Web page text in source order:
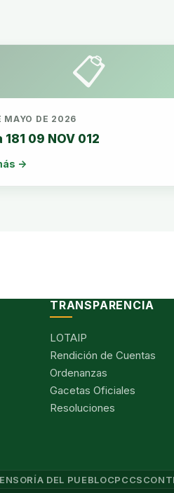
📋
MAYO DE 2026
181 09 NOV 012
→
TRANSPARENCIA
LOTAIP
Rendición de Cuentas
Ordenanzas
Gacetas Oficiales
Resoluciones
DEL PUEBLOCPCCS